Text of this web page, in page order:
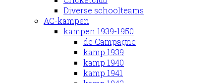
Diverse schoolteams
AC-kampen
kampen 1939-1950
de Campagne
kamp 1939
kamp 1940
kamp 1941